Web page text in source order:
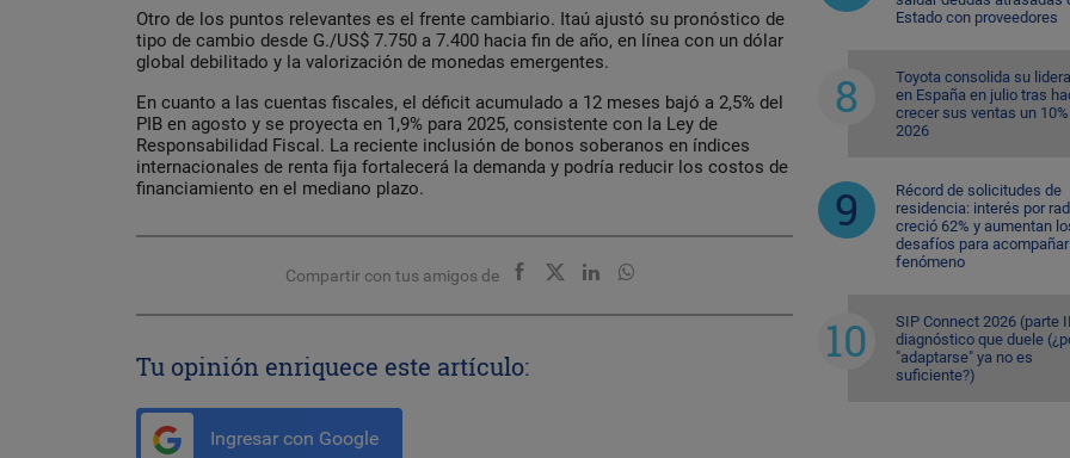
Otro de los puntos relevantes es el frente cambiario. Itaú ajustó su pronóstico de
tipo de cambio desde G./US$ 7.750 a 7.400 hacia fin de año, en línea con un dólar
global debilitado y la valorización de monedas emergentes.
En cuanto a las cuentas fiscales, el déficit acumulado a 12 meses bajó a 2,5% del
PIB en agosto y se proyecta en 1,9% para 2025, consistente con la Ley de
Responsabilidad Fiscal. La reciente inclusión de bonos soberanos en índices
internacionales de renta fija fortalecerá la demanda y podría reducir los costos de
financiamiento en el mediano plazo.
Compartir con tus amigos de
Tu opinión enriquece este artículo:
Ingresar con Google
Estado con proveedores
Toyota consolida su
en España en julio tras
crecer sus ventas un
2026
Récord de solicitudes de
residencia: interés por
creció 62% y aumentan
desafíos para
fenómeno
SIP Connect 2026 (parte
diagnóstico que duele
"adaptarse" ya no es
suficiente?)